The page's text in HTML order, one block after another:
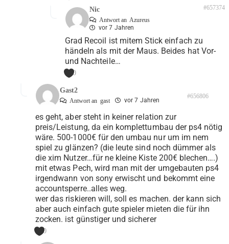
Nic
Antwort an Azureus
vor 7 Jahren
#657374
Grad Recoil ist mitem Stick einfach zu
händeln als mit der Maus. Beides hat Vor-
und Nachteile…
0
Gast2
Antwort an gast vor 7 Jahren
#656806
es geht, aber steht in keiner relation zur
preis/Leistung, da ein komplettumbau der ps4 nötig
wäre. 500-1000€ für den umbau nur um im nem
spiel zu glänzen? (die leute sind noch dümmer als
die xim Nutzer…für ne kleine Kiste 200€ blechen….)
mit etwas Pech, wird man mit der umgebauten ps4
irgendwann von sony erwischt und bekommt eine
accountsperre..alles weg.
wer das riskieren will, soll es machen. der kann sich
aber auch einfach gute spieler mieten die für ihn
zocken. ist günstiger und sicherer
0